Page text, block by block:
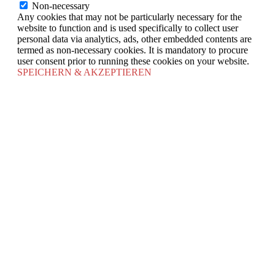
Non-necessary
Any cookies that may not be particularly necessary for the
website to function and is used specifically to collect user
personal data via analytics, ads, other embedded contents are
termed as non-necessary cookies. It is mandatory to procure
user consent prior to running these cookies on your website.
SPEICHERN & AKZEPTIEREN